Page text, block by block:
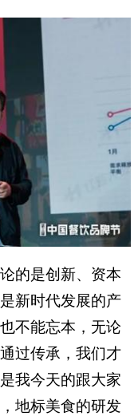
的是创新、资本
新时代发展的产
不能忘本，无论
过传承，我们才
我今天的跟大家
地标美食的研发